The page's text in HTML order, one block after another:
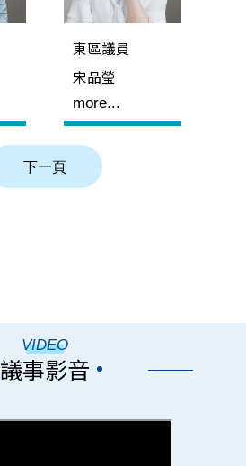
東區議員
宋品瑩
more...
VIDEO
議事影音